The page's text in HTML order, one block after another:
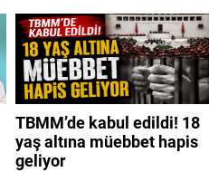
TBMM’de kabul edildi! 18
yaş altına müebbet hapis
geliyor